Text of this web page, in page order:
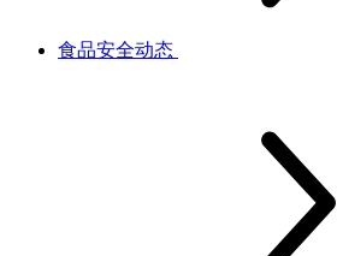
食品安全动态